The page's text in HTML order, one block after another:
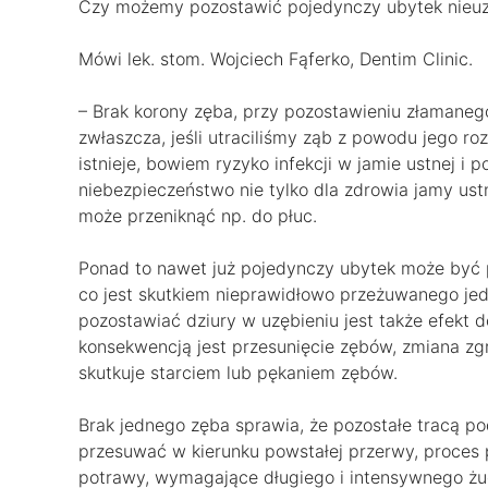
Czy możemy pozostawić pojedynczy ubytek
Mówi lek. stom. Wojciech Fąferko, Dentim Clinic.
– Brak korony zęba, przy pozostawieniu
zwłaszcza, jeśli utraciliśmy ząb z powodu jego
istnieje, bowiem ryzyko infekcji w jamie ustnej i
niebezpieczeństwo nie tylko dla zdrowia jamy
może przeniknąć np. do płuc.
Ponad to nawet już pojedynczy ubytek może
co jest skutkiem nieprawidłowo przeżuwanego
pozostawiać dziury w uzębieniu jest także efekt
konsekwencją jest przesunięcie zębów, zmiana
skutkuje starciem lub pękaniem zębów.
Brak jednego zęba sprawia, że pozostałe tracą
przesuwać w kierunku powstałej przerwy,
potrawy, wymagające długiego i intensywnego